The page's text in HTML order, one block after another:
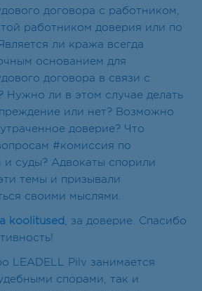
договора с работником,
работником доверия или по
ли кража всегда
основанием для
договора в связи с
Нужно ли в этом случае делать
или нет? Возможно
доверие? Что
#комиссия по
и суды? Адвокаты спорили
темы и призывали
своими мыслями.
koolitused
, за доверие. Спасибо
LEADELL Pilv занимается
спорами, так и